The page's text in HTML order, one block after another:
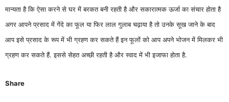
मान्यता है कि ऐसा करने से घर में बरकत बनी रहती है और सकारात्मक ऊर्जा का संचार होता है
अगर आपने प्रसाद में गेंदे का फूल या फिर लाल गुलाब चढ़ाया है तो उनके सूख जाने के बाद
आप इसे प्रसाद के रूप में भी ग्रहण कर सकते हैं इन फूलों को आप अपने भोजन में मिलकर भी
ग्रहण कर सकते हैं. इससे सेहत अच्छी रहती है और स्वाद में भी इजाफा होता है.
Share